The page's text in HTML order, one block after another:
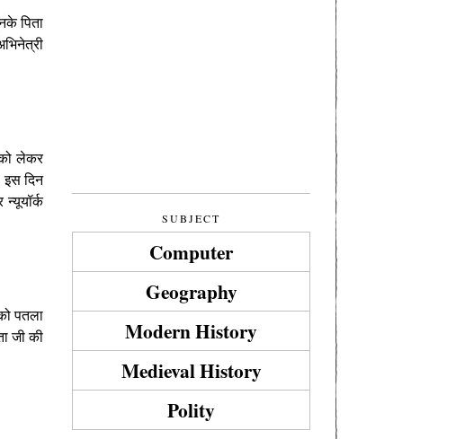
पिता
लेकर
दिन
पतला
जी की
SUBJECT
Computer
Geography
Modern History
Medieval History
Polity